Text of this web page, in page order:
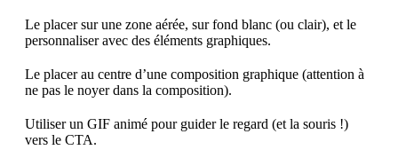
Le placer sur une zone aérée, sur fond blanc (ou clair), et le
personnaliser avec des éléments graphiques.
Le placer au centre d’une composition graphique (attention à
ne pas le noyer dans la composition).
Utiliser un GIF animé pour guider le regard (et la souris !)
vers le CTA.